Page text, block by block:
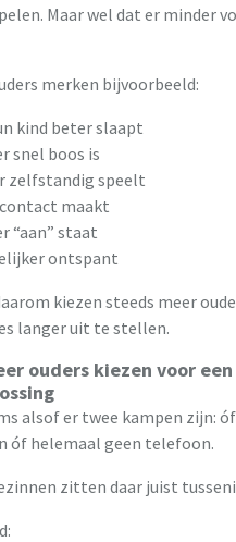
Maar wel dat er minder
merken bijvoorbeeld:
kind beter slaapt
snel boos is
zelfstandig speelt
maakt
“aan” staat
ontspant
kiezen steeds meer
langer uit te stellen.
ouders kiezen voor een
alsof er twee kampen zijn:
óf helemaal geen telefoon.
zitten daar juist